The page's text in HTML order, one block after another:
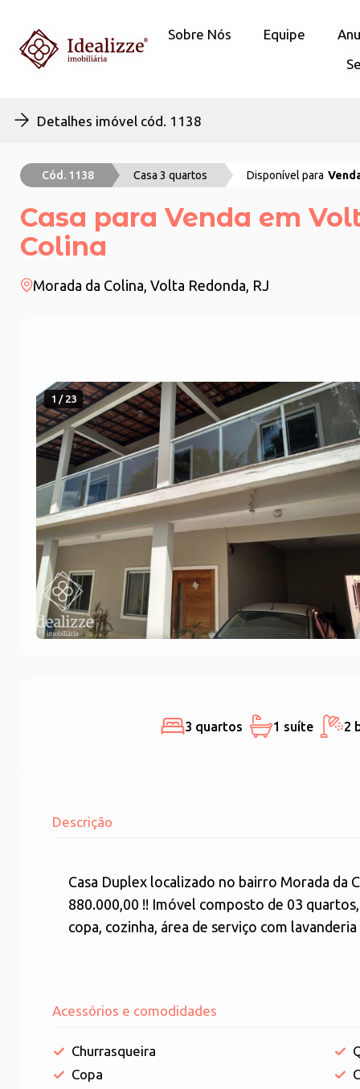
Sobre Nós Equipe
Sobre Nós Equipe
Detalhes imóvel cód. 1138
Cód. 1138 Casa 3 quartos Disponível para
Casa para Venda em
Colina
Morada da Colina, Volta Redonda, RJ
1 / 23
3 quartos 1 suíte 2
Descrição
Casa Duplex localizado no bairro Morada da
880.000,00 !! Imóvel composto de 03
copa, cozinha, área de serviço com lavanderia
Acessórios e comodidades
Churrasqueira
Copa